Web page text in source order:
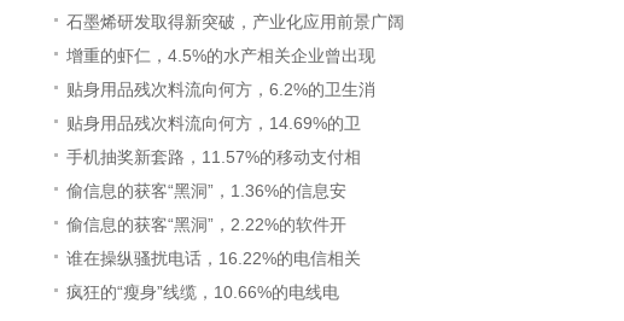
石墨烯研发取得新突破，产业化应用前景广阔
增重的虾仁，4.5%的水产相关企业曾出现
贴身用品残次料流向何方，6.2%的卫生消
贴身用品残次料流向何方，14.69%的卫
手机抽奖新套路，11.57%的移动支付相
偷信息的获客“黑洞”，1.36%的信息安
偷信息的获客“黑洞”，2.22%的软件开
谁在操纵骚扰电话，16.22%的电信相关
疯狂的“瘦身”线缆，10.66%的电线电